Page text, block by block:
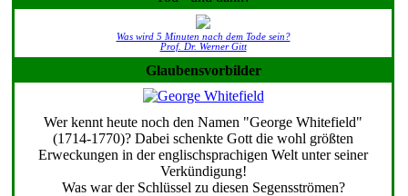
Was wird 5 Minuten nach dem Tode sein?
Prof. Dr. Werner Gitt
Glaubensvorbilder
Wer kennt heute noch den Namen "George Whitefield"
(1714-1770)? Dabei schenkte Gott die wohl größten
Erweckungen in der englischsprachigen Welt unter seiner
Verkündigung!
Was war der Schlüssel zu diesen Segensströmen?